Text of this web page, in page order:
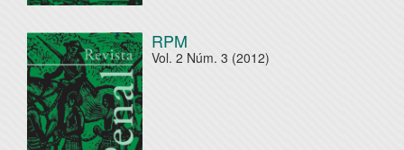
RPM
Vol. 2 Núm. 3 (2012)